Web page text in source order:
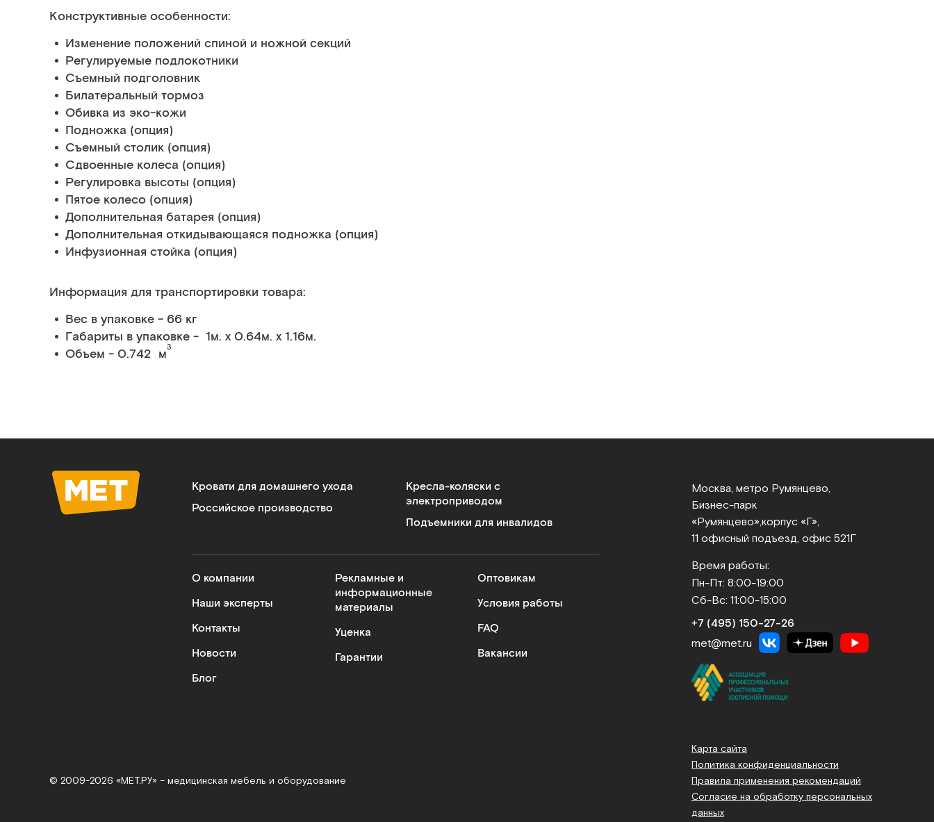
Конструктивные особенности:
Изменение положений спиной и ножной секций
Регулируемые подлокотники
Съемный подголовник
Билатеральный тормоз
Обивка из эко-кожи
Подножка (опция)
Съемный столик (опция)
Сдвоенные колеса (опция)
Регулировка высоты (опция)
Пятое колесо (опция)
Дополнительная батарея (опция)
Дополнительная откидывающаяся подножка (опция)
Инфузионная стойка (опция)
Информация для транспортировки товара:
Вес в упаковке - 66 кг
Габариты в упаковке - 1м. x 0.64м. x 1.16м.
Объем - 0.742 м3
Кровати для домашнего ухода
Российское производство
Кресла-коляски с
электроприводом
Подъемники для инвалидов
О компании
Наши эксперты
Контакты
Новости
Блог
Рекламные и
информационные
материалы
Уценка
Гарантии
Оптовикам
Условия работы
FAQ
Вакансии
Москва, метро Румянцево,
Бизнес‑парк
«Румянцево», корпус «Г»,
11 офисный подъезд, офис 521Г
Время работы:
Пн-Пт: 8:00-19:00
Сб-Вс: 11:00-15:00
+7 (495) 150‑27‑26
met@met.ru
© 2009-2026 «МЕТ.РУ» – медицинская мебель и оборудование
Карта сайта
Политика конфиденциальности
Правила применения рекомендаций
Согласие на обработку персональных
данных